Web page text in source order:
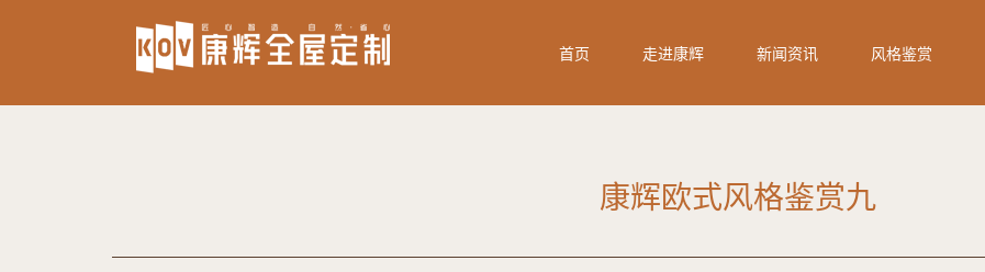
首页 走进康辉 新闻资讯 风格鉴赏
康辉欧式风格鉴赏九